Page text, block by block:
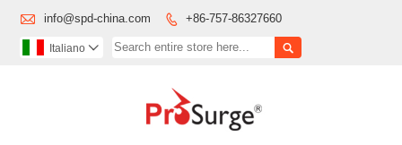
 info@spd-china.com  +86-757-86327660

Italiano 